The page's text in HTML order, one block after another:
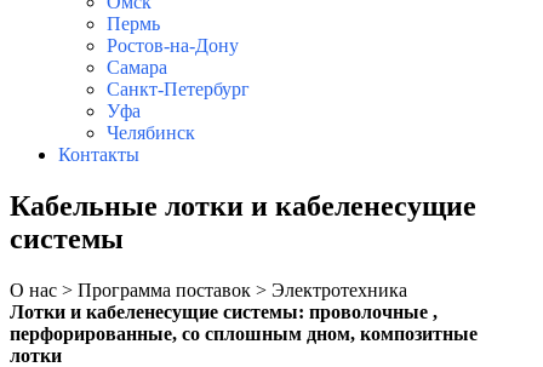
Пермь
Ростов-на-Дону
Самара
Санкт-Петербург
Уфа
Челябинск
Контакты
Кабельные лотки и кабеленесущие
системы
О нас > Программа поставок > Электротехника
Лотки и кабеленесущие системы: проволочные ,
перфорированные, со сплошным дном, композитные
лотки